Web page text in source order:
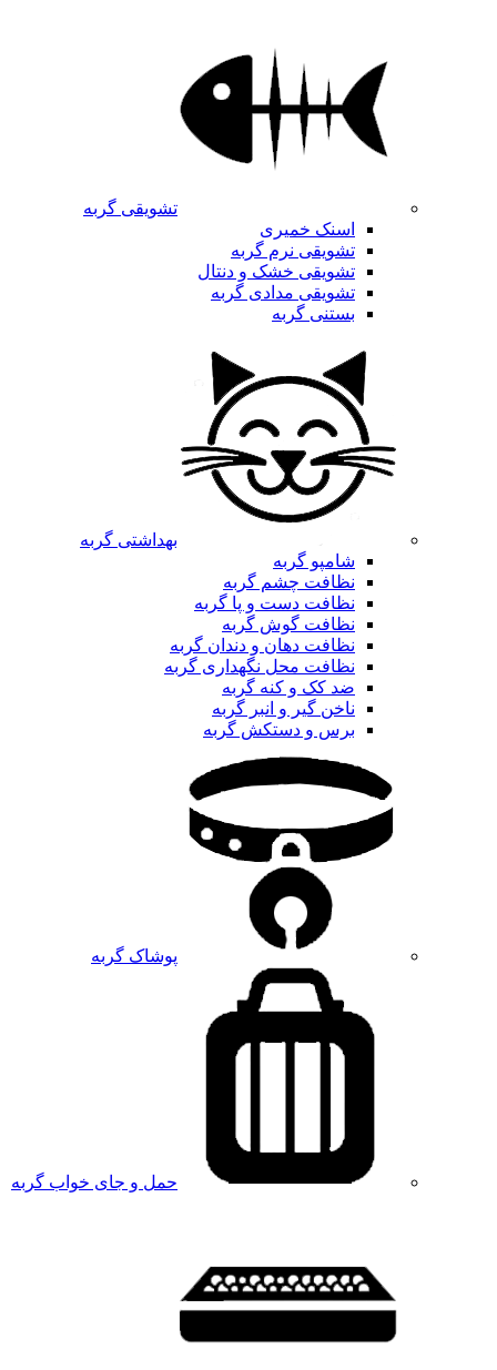
تشویقی گربه
اسنک خمیری
تشویقی نرم گربه
تشویقی خشک و دنتال
تشویقی مدادی گربه
بستنی گربه
بهداشتی گربه
شامپو گربه
نظافت چشم گربه
نظافت دست و پا گربه
نظافت گوش گربه
نظافت دهان و دندان گربه
نظافت محل نگهداری گربه
ضد کک و کنه گربه
ناخن گیر و انبر گربه
برس و دستکش گربه
پوشاک گربه
حمل و جای خواب گربه